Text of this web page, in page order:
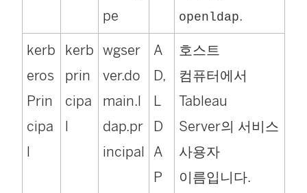
pe
openldap.
kerb
eros
Prin
cipa
l
kerb
prin
cipa
l
wgser
ver.do
main.l
dap.pr
incipal
A
D,
L
D
A
P
호스트
컴퓨터에서
Tableau
Server의 서비스
사용자
이름입니다.